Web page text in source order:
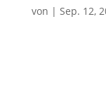
von | Sep. 12,